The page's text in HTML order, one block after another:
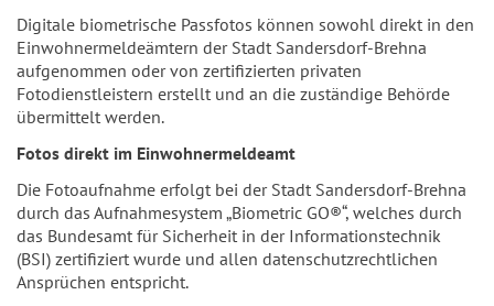
Digitale biometrische Passfotos können sowohl direkt in den
Einwohnermeldeämtern der Stadt Sandersdorf-Brehna
aufgenommen oder von zertifizierten privaten
Fotodienstleistern erstellt und an die zuständige Behörde
übermittelt werden.
Fotos direkt im Einwohnermeldeamt
Die Fotoaufnahme erfolgt bei der Stadt Sandersdorf-Brehna
durch das Aufnahmesystem „Biometric GO®“, welches durch
das Bundesamt für Sicherheit in der Informationstechnik
(BSI) zertifiziert wurde und allen datenschutzrechtlichen
Ansprüchen entspricht.